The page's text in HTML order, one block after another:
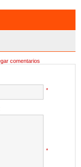
comentarios
*
*